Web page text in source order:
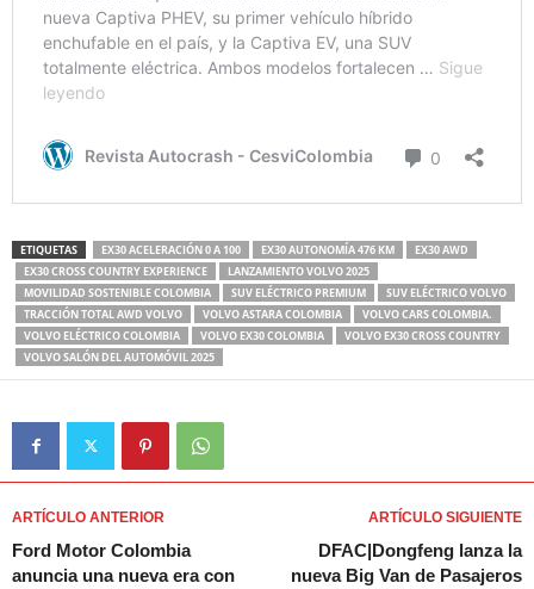
ETIQUETAS EX30 ACELERACIÓN 0 A 100 EX30 AUTONOMÍA 476 KM
EX30 AWD
EX30 CROSS COUNTRY EXPERIENCE
LANZAMIENTO VOLVO 2025
MOVILIDAD SOSTENIBLE COLOMBIA
SUV ELÉCTRICO PREMIUM
SUV ELÉCTRICO VOLVO
TRACCIÓN TOTAL AWD VOLVO
VOLVO ASTARA COLOMBIA
VOLVO CARS COLOMBIA.
VOLVO ELÉCTRICO COLOMBIA
VOLVO EX30 COLOMBIA
VOLVO EX30 CROSS COUNTRY
VOLVO SALÓN DEL AUTOMÓVIL 2025
ARTÍCULO ANTERIOR
Ford Motor Colombia
anuncia una nueva era con
ARTÍCULO SIGUIENTE
DFAC|Dongfeng lanza la
nueva Big Van de Pasajeros